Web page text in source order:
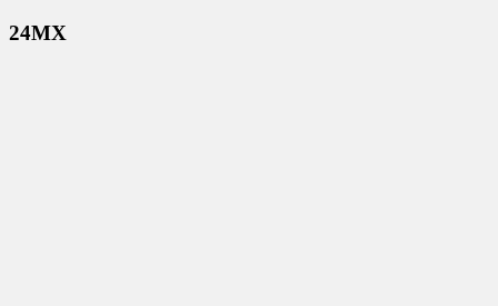
24MX